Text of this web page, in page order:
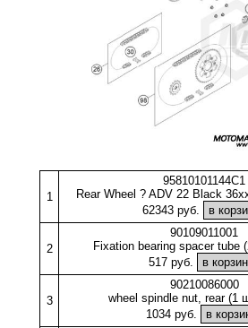
1
95810101144C1
Rear Wheel ? ADV 22 Black
62343 руб.
2
90109011001
Fixation bearing spacer tube
517 руб.
3
90210086000
wheel spindle nut, rear (1
1034 руб.